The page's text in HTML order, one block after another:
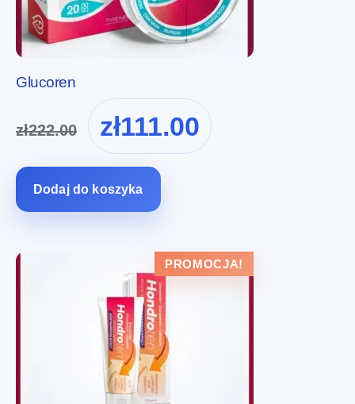
Glucoren
zł222.00
Pierwotna
cena
wynosiła:
zł111.00
cena
Dodaj do koszyka
PROMOCJA!